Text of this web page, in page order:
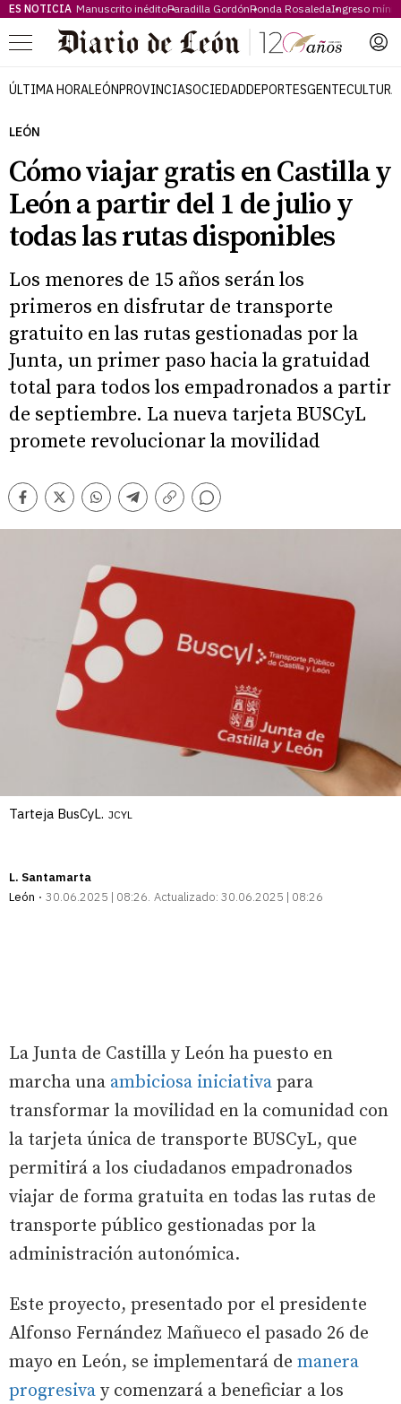
ES NOTICIA Manuscrito inéditoParadilla GordónRonda RosaledaIngreso
Menú
ÚLTIMA HORALEÓNPROVINCIASOCIEDADDEPORTESGENTECULTURA
LEÓN
Cómo viajar gratis en Castilla y
León a partir del 1 de julio y
todas las rutas disponibles
Los menores de 15 años serán los
primeros en disfrutar de transporte
gratuito en las rutas gestionadas por la
Junta, un primer paso hacia la gratuidad
total para todos los empadronados a partir
de septiembre. La nueva tarjeta BUSCyL
promete revolucionar la movilidad
Facebook
TwitterWhatsappTelegram
Copiar
Comentarios
Tarteja BusCyL. JCYL
L. Santamarta
León
30.06.2025 | 08:26 Actualizado: 30.06.2025 | 08:26
La Junta de Castilla y León ha puesto en
marcha una ambiciosa iniciativa para
transformar la movilidad en la comunidad con
la tarjeta única de transporte BUSCyL, que
permitirá a los ciudadanos empadronados
viajar de forma gratuita en todas las rutas de
transporte público gestionadas por la
administración autonómica.
Este proyecto, presentado por el presidente
Alfonso Fernández Mañueco el pasado 26 de
mayo en León, se implementará de manera
progresiva y comenzará a beneficiar a los